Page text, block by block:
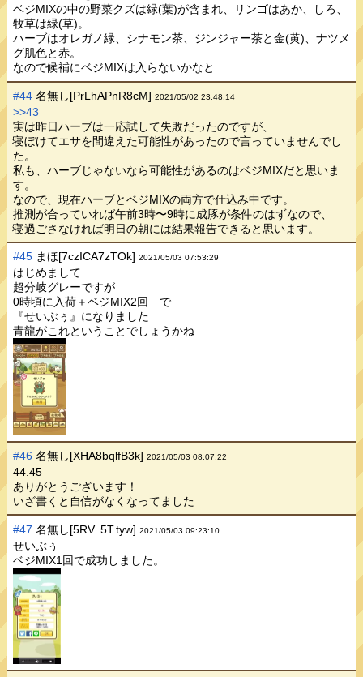
ベジMIXの中の野菜クズは緑(葉)が含まれ、リンゴはあか、しろ、
牧草は緑(草)。
ハーブはオレガノ緑、シナモン茶、ジンジャー茶と金(黄)、ナツメ
グ肌色と赤。
なので候補にベジMIXは入らないかなと
#44 名無し[PrLhAPnR8cM]2021/05/02 23:48:14
>>43
実は昨日ハーブは一応試して失敗だったのですが、
寝ぼけてエサを間違えた可能性があったので言っていませんでし
た。
私も、ハーブじゃないなら可能性があるのはベジMIXだと思いま
す。
なので、現在ハーブとベジMIXの両方で仕込み中です。
推測が合っていれば午前3時〜9時に成豚が条件のはずなので、
寝過ごさなければ明日の朝には結果報告できると思います。
#45 まほ[7czICA7zTOk]2021/05/03 07:53:29
はじめまして
超分岐グレーですが
0時頃に入荷＋ベジMIX2回 で
『せいぶぅ』になりました
青龍がこれということでしょうかね
#46 名無し[XHA8bqlfB3k]2021/05/03 08:07:22
44.45
ありがとうございます！
いざ書くと自信がなくなってました
#47 名無し[5RV..5T.tyw]2021/05/03 09:23:10
せいぶぅ
ベジMIX1回で成功しました。